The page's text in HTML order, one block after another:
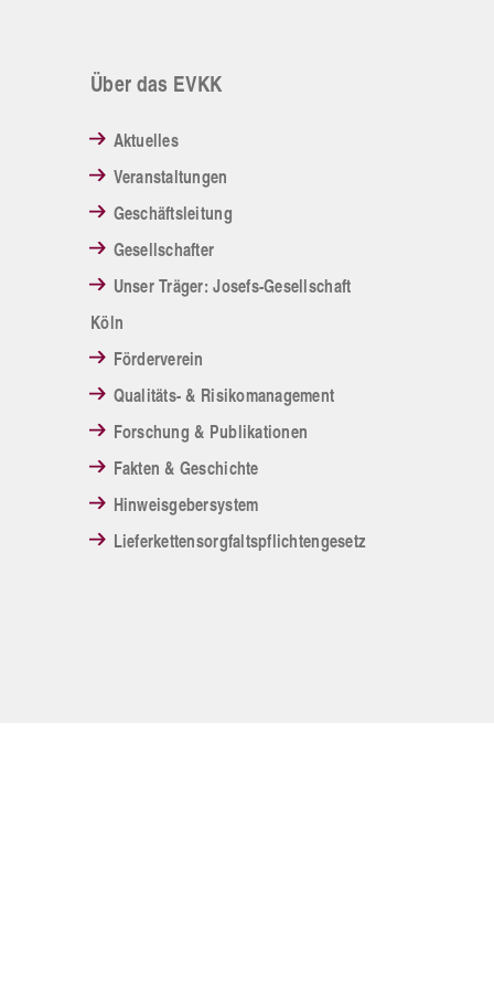
Über das EVKK
Aktuelles
Veranstaltungen
Geschäftsleitung
Gesellschafter
Unser Träger: Josefs-Gesellschaft
Köln
Förderverein
Qualitäts- & Risikomanagement
Forschung & Publikationen
Fakten & Geschichte
Hinweisgebersystem
Lieferkettensorgfaltspflichtengesetz